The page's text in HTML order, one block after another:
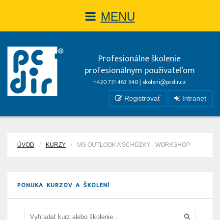
MENU
Profesionálne školenie
profesionálnym používateľom
+420 731 463 340 | skoleni@pcdir.cz
Registrovať Intranet
ÚVOD KURZY MS OUTLOOK A SCHŮZKY - WORKSHOP
PONUKA KURZOV A ŠKOLENÍ